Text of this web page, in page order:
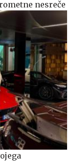
nesreče